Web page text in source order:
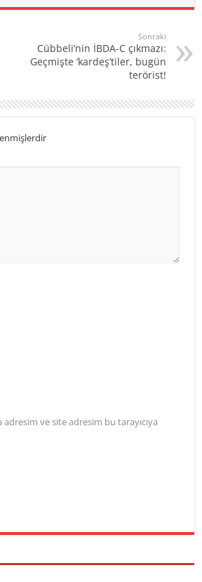
Sonraki
Cübbeli’nin İBDA-C çıkmazı:
Geçmişte ‘kardeş’tiler, bugün
terörist!
ve site adresim bu tarayıcıya